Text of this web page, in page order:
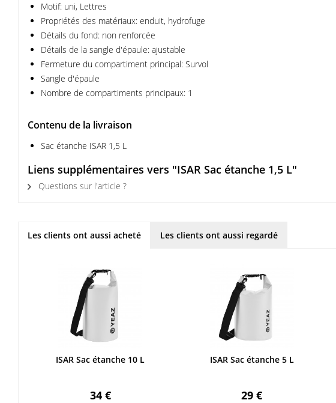
Motif: uni, Lettres
Propriétés des matériaux: enduit, hydrofuge
Détails du fond: non renforcée
Détails de la sangle d'épaule: ajustable
Fermeture du compartiment principal: Survol
Sangle d'épaule
Nombre de compartiments principaux: 1
Contenu de la livraison
Sac étanche ISAR 1,5 L
Liens supplémentaires vers "ISAR Sac étanche 1,5 L"
Questions sur l'article ?
Les clients ont aussi acheté Les clients ont aussi regardé
ISAR Sac étanche 10 L
34 €
ISAR Sac étanche 5 L
29 €